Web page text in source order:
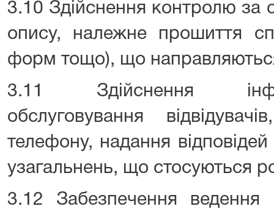
3.10 Здійснення контролю за
опису, належне прошиття
форм тощо), що
3.11 Здійснення
обслуговування
телефону, надання
узагальнень, що стосуються
3.12 Забезпечення ведення